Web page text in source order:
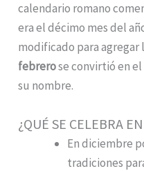
calendario romano
era el décimo mes del
modificado para agregar
febrerose convirtió en el
su nombre.
¿QUÉ SE CELEBRA
En diciembre
tradiciones